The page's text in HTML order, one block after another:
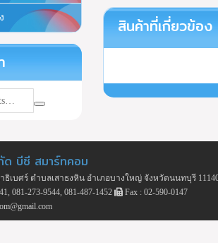
สินค้าที่เกี่ยวข้อง
ด บีซี สมาร์ทคอม
ธิเบศร์ ตำบลเสาธงหิน อำเภอบางใหญ่ จังหวัดนนทบุรี
081-273-9544, 081-487-1452
Fax : 02-590-0147